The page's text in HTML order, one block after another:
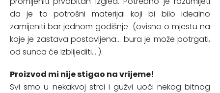
da je to potrošni materijal koji bi bilo idealno
zamijeniti bar jednom godišnje (ovisno o mjestu na
koje je zastava postavljena... bura je može potrgati,
od sunca će izblijediti... ).
Proizvod mi nije stigao na vrijeme!
Svi smo u nekakvoj strci i gužvi uoči nekog bitnog